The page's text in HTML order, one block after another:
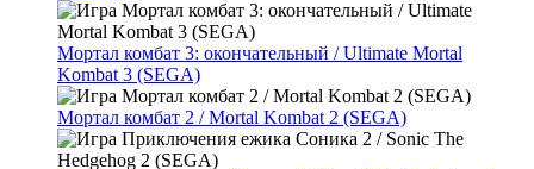
Мортал комбат 3: окончательный / Ultimate Mortal
Kombat 3 (SEGA)
Мортал комбат 2 / Mortal Kombat 2 (SEGA)